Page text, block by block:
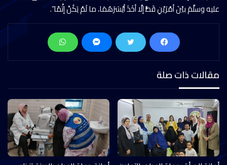
عليه وسلَّمَ بيْنَ أمْرَيْنِ قَطُّ إلَّا أخَذَ أيْسَرَهُمَا، ما لَمْ يَكُنْ إثْمًا”.
مقالات ذات صلة